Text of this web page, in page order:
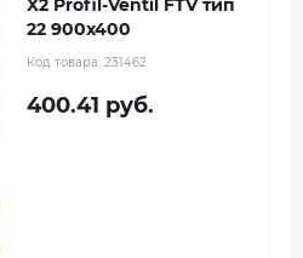
22 900x400
Код товара: 231462
400.41 руб.